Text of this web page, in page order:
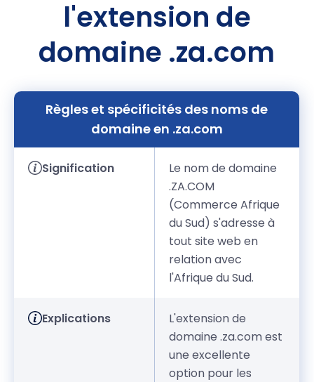
l'extension de
domaine .za.com
Règles et spécificités des noms de
domaine en .za.com
Signification
Le nom de domaine
.ZA.COM
(Commerce Afrique
du Sud) s'adresse à
tout site web en
relation avec
l'Afrique du Sud.
Explications
L'extension de
domaine .za.com est
une excellente
option pour les